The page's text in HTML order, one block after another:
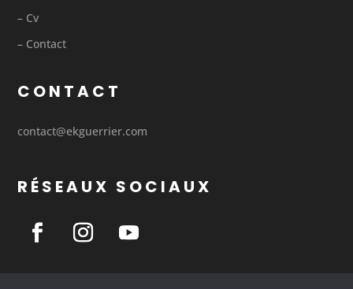
– Cv
– Contact
CONTACT
contact@ekguerrier.com
RÉSEAUX SOCIAUX